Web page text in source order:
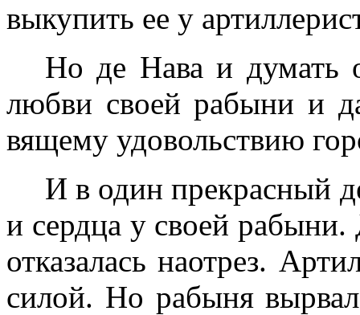
выкупить ее у
Но де Нава и думать
любви своей рабыни и
вящему удовольствию
И в один прекрасный
и сердца у своей рабыни.
отказалась наотрез.
силой. Но рабыня